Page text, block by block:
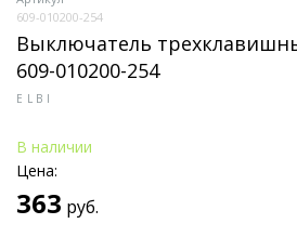
609-010200-254
Выключатель
609-010200-254
ELBI
В наличии
Цена:
363 руб.